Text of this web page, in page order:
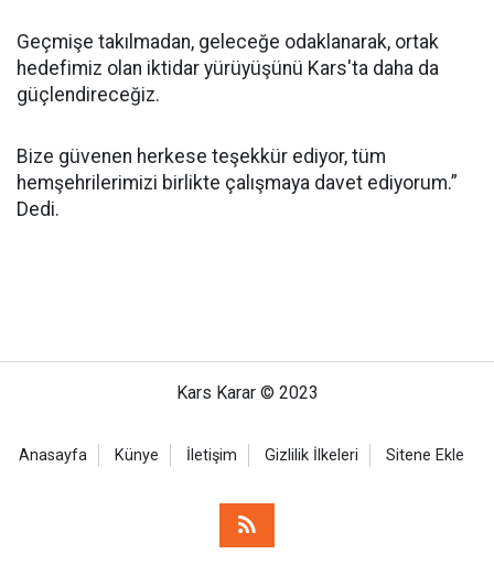
Geçmişe takılmadan, geleceğe odaklanarak, ortak
hedefimiz olan iktidar yürüyüşünü Kars'ta daha da
güçlendireceğiz.
Bize güvenen herkese teşekkür ediyor, tüm
hemşehrilerimizi birlikte çalışmaya davet ediyorum.”
Dedi.
Kars Karar © 2023
Anasayfa Künye İletişim Gizlilik İlkeleri Sitene Ekle